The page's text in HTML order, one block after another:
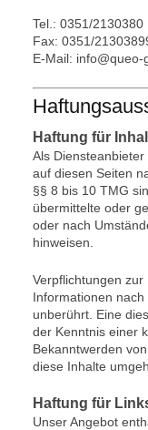
Tel.: 0351/2130380
Fax: 0351/
E-Mail: info@queo-
Haftung für
Als
auf diesen Seiten
§§ 8 bis 10 TMG
übermittelte oder
oder nach
hinweisen.
Verpflichtungen
Informationen
unberührt. Eine
der Kenntnis einer
Bekanntwerden
diese Inhalte
Haftung für
Unser Angebot